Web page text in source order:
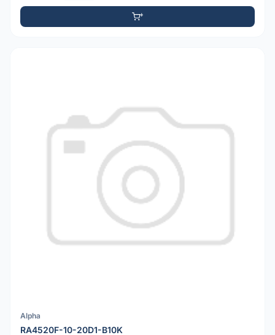
Alpha
RA4520F-10-20D1-B10K